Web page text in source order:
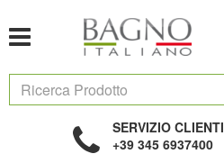
SERVIZIO CLIENTI
+39 345 6937400